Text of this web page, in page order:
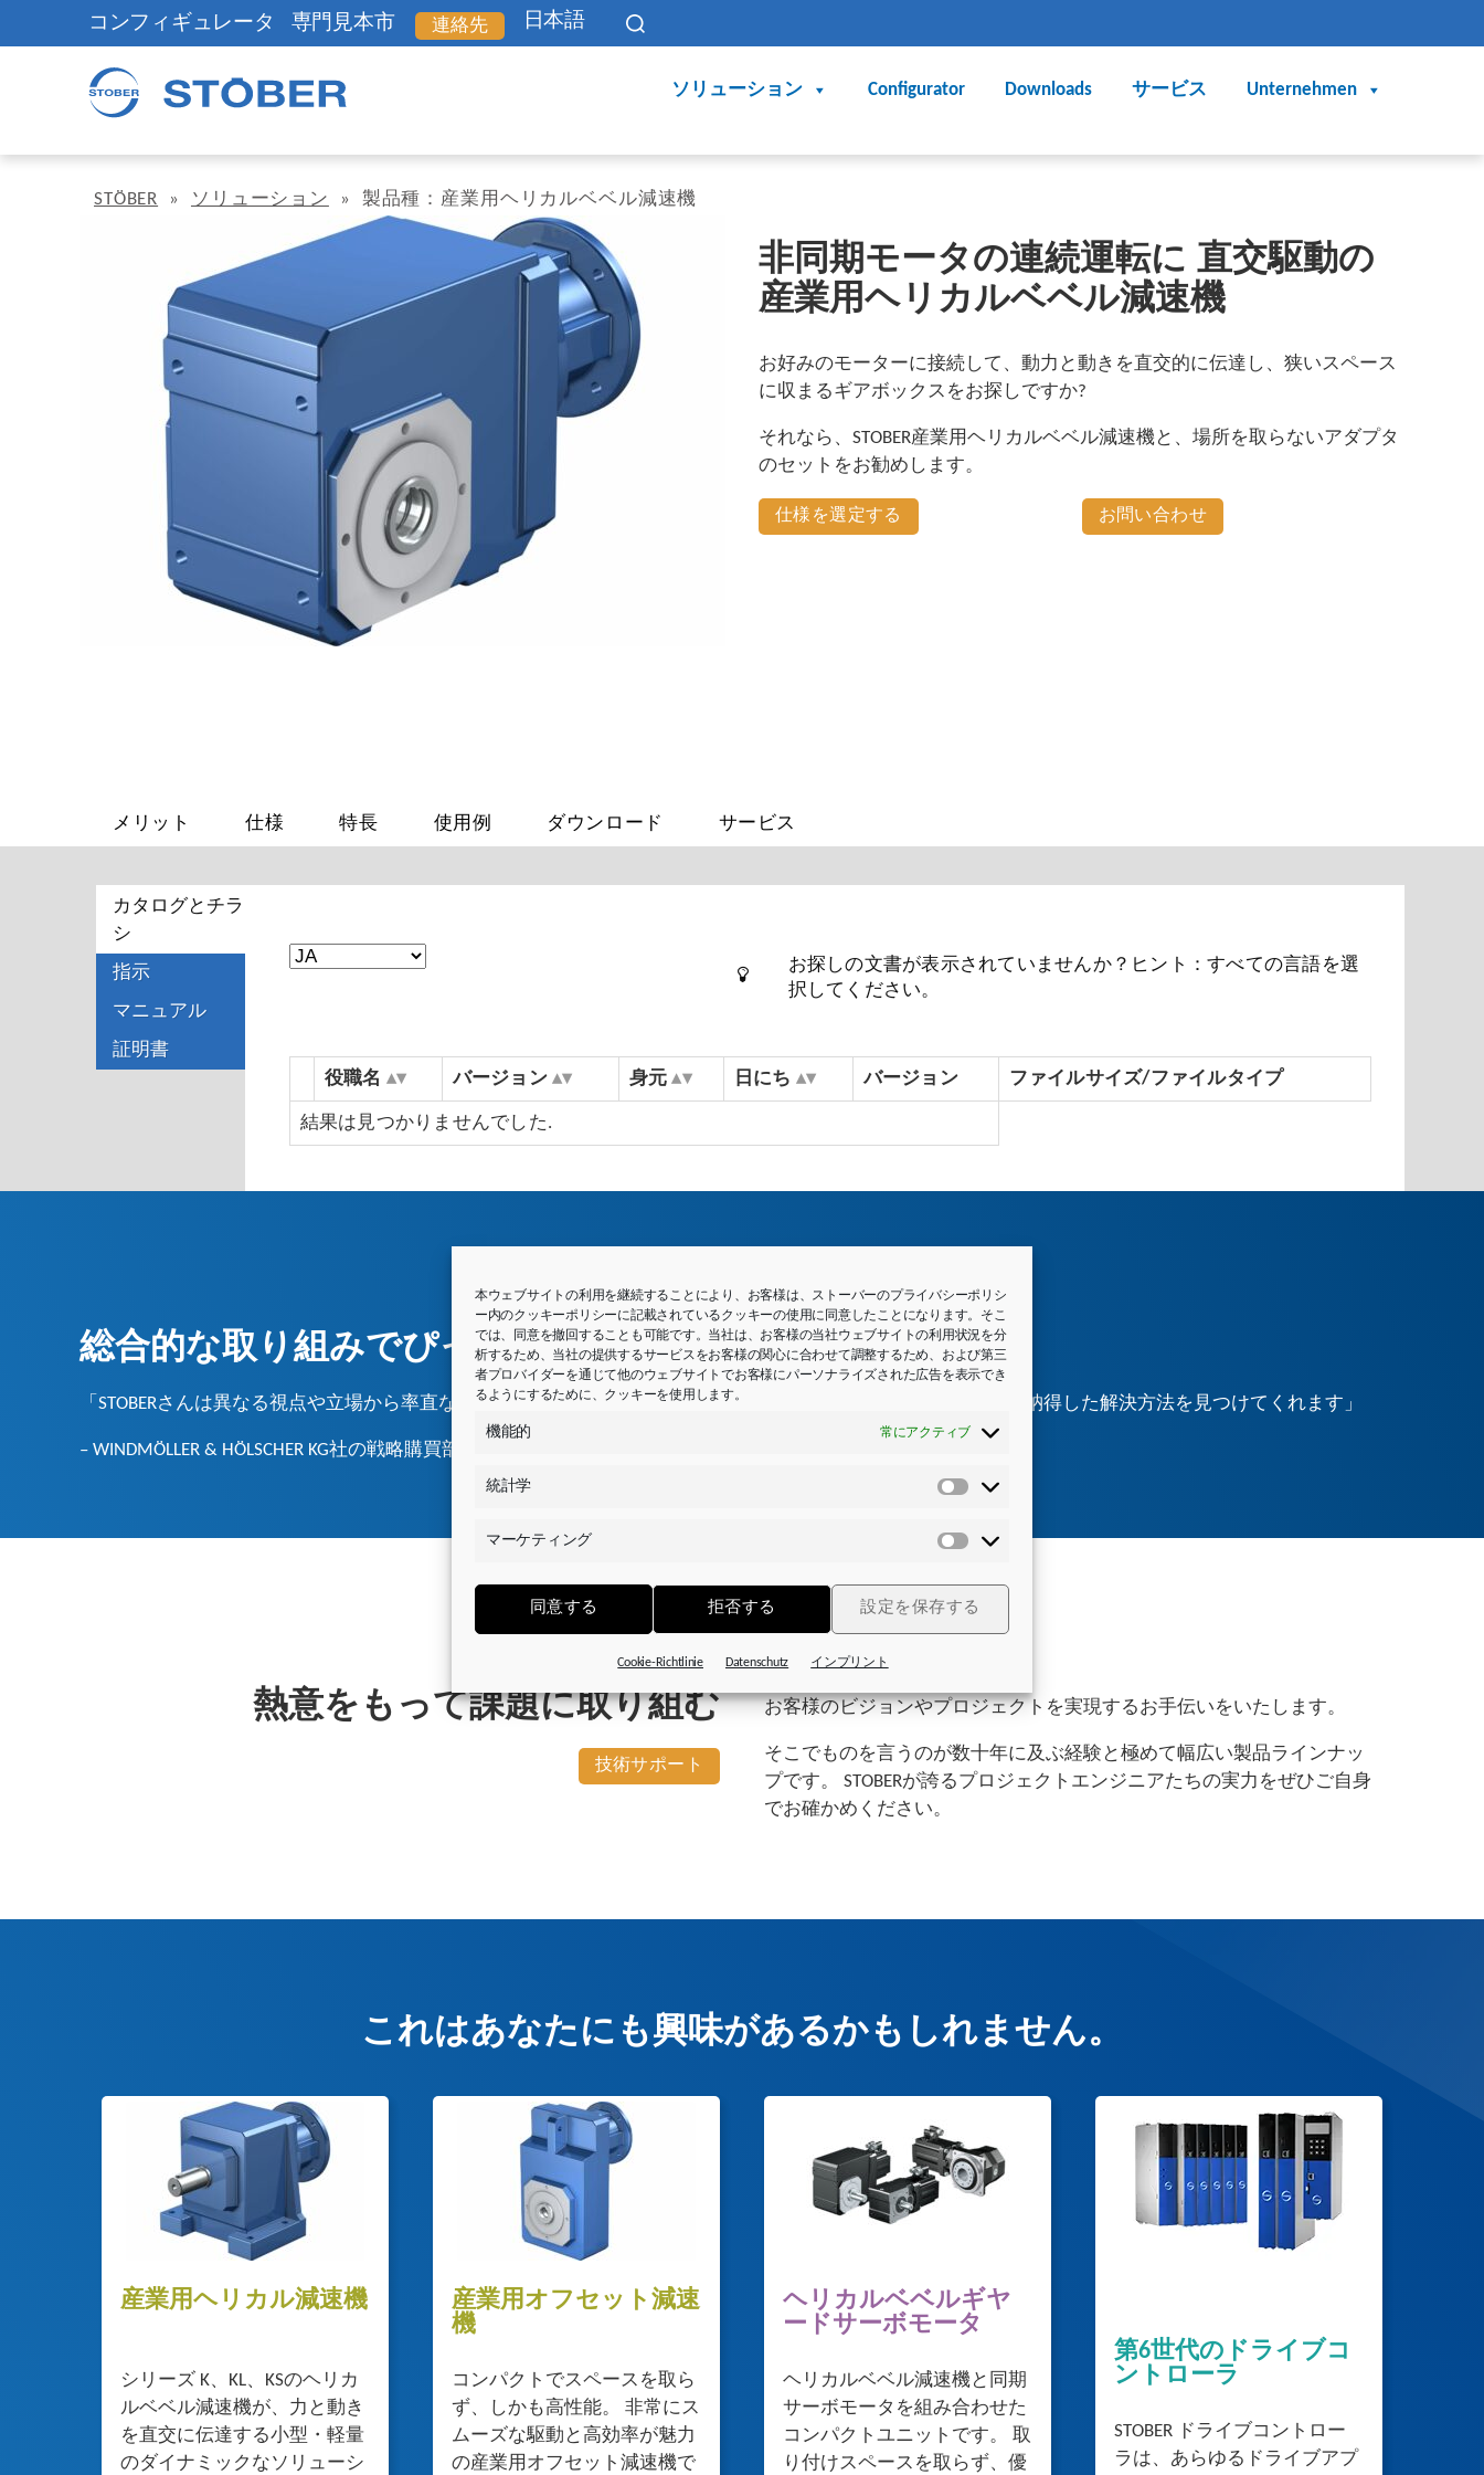
本ウェブサイトの利用を継続することにより、お客様は、ストーバーのプライバシーポリシ
ー内のクッキーポリシーに記載されているクッキーの使用に同意したことになります。そこ
では、同意を撤回することも可能です。当社は、お客様の当社ウェブサイトの利用状況を分
析するため、当社の提供するサービスをお客様の関心に合わせて調整するため、および第三
者プロバイダーを通じて他のウェブサイトでお客様にパーソナライズされた広告を表示でき
るようにするために、クッキーを使用します。
機能的 常にアクティブ
統計学
学
マーケティング
ケ
グ
同意する 拒否する 設定を保存する
Cookie-Richtlinie Datenschutz インプリント
コンフィギュレータ 専門見本市 連絡先 日本語
ソリューション Configurator Downloads サービス Unternehmen
STÖBER » ソリューション » 製品種：産業用ヘリカルベベル減速機
非同期モータの連続運転に 直交駆動の
産業用ヘリカルベベル減速機
お好みのモーターに接続して、動力と動きを直交的に伝達し、狭いスペース
に収まるギアボックスをお探しですか?
それなら、STOBER産業用ヘリカルベベル減速機と、場所を取らないアダプタ
のセットをお勧めします。
仕様を選定する お問い合わせ
メリット 仕様 特長 使用例 ダウンロード サービス
カタログとチラ
シ
指示
マニュアル
証明書
お探しの文書が表示されていませんか？ヒント：すべての言語を選
択してください。
役職名 バージョン 身元 日にち バージョン ファイルサイズ/ファイルタイプ
結果は見つかりませんでした.
総合的な取り組みでぴったりのソリューション
「STOBERさんは異なる視点や立場から率直な意見を聞かせてくれるのがいいですね。 建設的な話し合いを経て、納得した解決方法を見つけてくれます」
– WINDMÖLLER & HÖLSCHER KG社の戦略購買部Christian Klein氏
熱意をもって課題に取り組む
技術サポート
お客様のビジョンやプロジェクトを実現するお手伝いをいたします。
そこでものを言うのが数十年に及ぶ経験と極めて幅広い製品ラインナッ
プです。 STOBERが誇るプロジェクトエンジニアたちの実力をぜひご自身
でお確かめください。
これはあなたにも興味があるかもしれません。
産業用ヘリカル減速機
シリーズ K、KL、KSのヘリカ
ルベベル減速機が、力と動き
を直交に伝達する小型・軽量
のダイナミックなソリューシ
産業用オフセット減速
機
コンパクトでスペースを取ら
ず、しかも高性能。 非常にス
ムーズな駆動と高効率が魅力
の産業用オフセット減速機で
ヘリカルベベルギヤ
ードサーボモータ
ヘリカルベベル減速機と同期
サーボモータを組み合わせた
コンパクトユニットです。 取
り付けスペースを取らず、優
第6世代のドライブコ
ントローラ
STOBER ドライブコントロー
ラは、あらゆるドライブアプ